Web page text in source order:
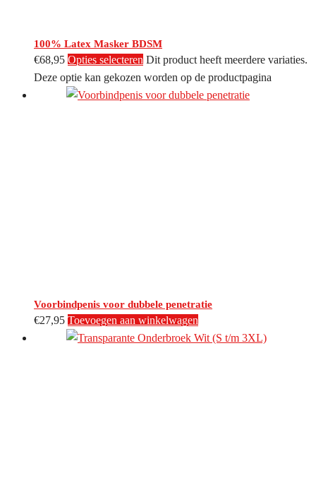
100% Latex Masker BDSM
€68,95 Opties selecteren Dit product heeft meerdere variaties.
Deze optie kan gekozen worden op de productpagina
Voorbindpenis voor dubbele penetratie
€27,95 Toevoegen aan winkelwagen